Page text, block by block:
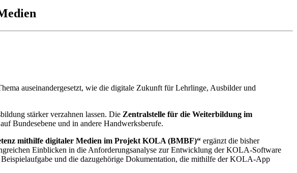
auseinandergesetzt, wie die digitale Zukunft für Lehrlinge, Ausbilder und
stärker verzahnen lassen. Die Zentralstelle für die Weiterbildung im
Bundesebene und in andere Handwerksberufe.
mithilfe digitaler Medien im Projekt KOLA (BMBF)“ ergänzt die bisher
Einblicken in die Anforderungsanalyse zur Entwicklung der KOLA-Software
und die dazugehörige Dokumentation, die mithilfe der KOLA-App